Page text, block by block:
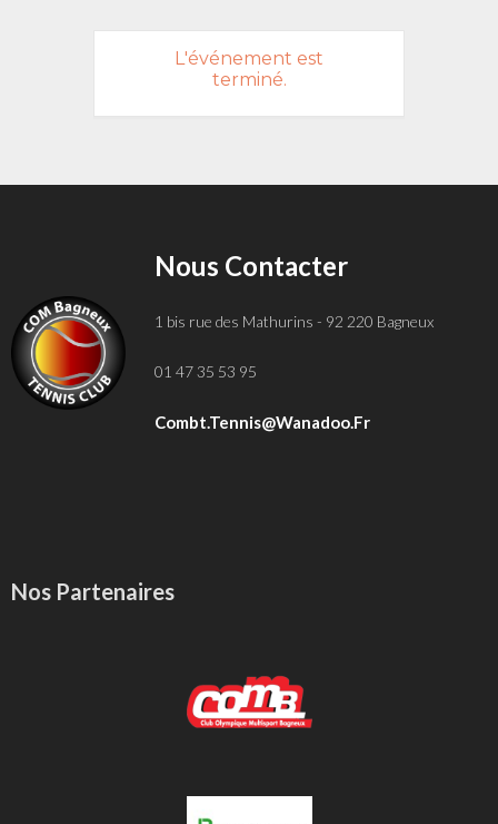
L'événement est
terminé.
Nous Contacter
1 bis rue des Mathurins - 92 220 Bagneux
01 47 35 53 95
Combt.tennis@wanadoo.fr
Nos Partenaires